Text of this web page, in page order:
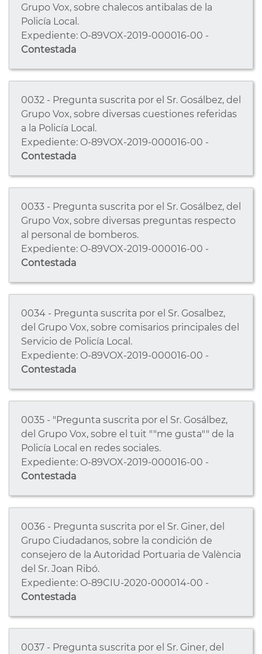
Grupo Vox, sobre chalecos antibalas de la
Policía Local.
Expediente: O-89VOX-2019-000016-00 -
Contestada
0032 - Pregunta suscrita por el Sr. Gosálbez, del
Grupo Vox, sobre diversas cuestiones referidas
a la Policía Local.
Expediente: O-89VOX-2019-000016-00 -
Contestada
0033 - Pregunta suscrita por el Sr. Gosálbez, del
Grupo Vox, sobre diversas preguntas respecto
al personal de bomberos.
Expediente: O-89VOX-2019-000016-00 -
Contestada
0034 - Pregunta suscrita por el Sr. Gosalbez,
del Grupo Vox, sobre comisarios principales del
Servicio de Policía Local.
Expediente: O-89VOX-2019-000016-00 -
Contestada
0035 - "Pregunta suscrita por el Sr. Gosálbez,
del Grupo Vox, sobre el tuit ""me gusta"" de la
Policía Local en redes sociales.
Expediente: O-89VOX-2019-000016-00 -
Contestada
0036 - Pregunta suscrita por el Sr. Giner, del
Grupo Ciudadanos, sobre la condición de
consejero de la Autoridad Portuaria de València
del Sr. Joan Ribó.
Expediente: O-89CIU-2020-000014-00 -
Contestada
0037 - Pregunta suscrita por el Sr. Giner, del